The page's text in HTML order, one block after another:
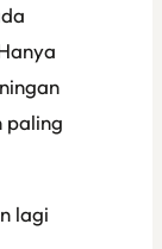
paling
lagi